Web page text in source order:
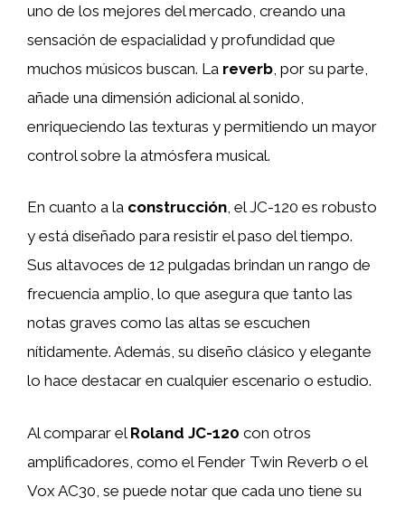
uno de los mejores del mercado, creando una
sensación de espacialidad y profundidad que
muchos músicos buscan. La reverb , por su parte,
añade una dimensión adicional al sonido,
enriqueciendo las texturas y permitiendo un mayor
control sobre la atmósfera musical.
En cuanto a la construcción, el JC-120 es robusto
y está diseñado para resistir el paso del tiempo.
Sus altavoces de 12 pulgadas brindan un rango de
frecuencia amplio, lo que asegura que tanto las
notas graves como las altas se escuchen
nítidamente. Además, su diseño clásico y elegante
lo hace destacar en cualquier escenario o estudio.
Al comparar el Roland JC-120 con otros
amplificadores, como el Fender Twin Reverb o el
Vox AC30, se puede notar que cada uno tiene su